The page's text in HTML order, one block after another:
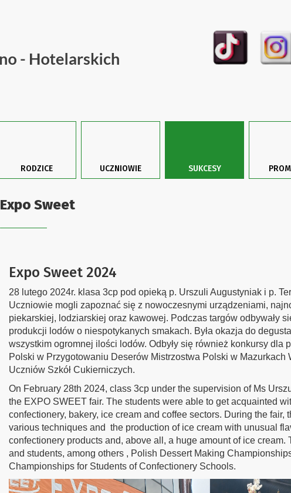
RODZICE UCZNIOWIE SUKCESY
Expo Sweet
Expo Sweet 2024
28 lutego 2024r. klasa 3cp pod opieką p. Urszuli Augustyniak i p.
Uczniowie mogli zapoznać się z nowoczesnymi urządzeniami,
piekarskiej, lodziarskiej oraz kawowej. Podczas targów odbywały
produkcji lodów o niespotykanych smakach. Była okazja do
wszystkim ogromnej ilości lodów. Odbyły się również konkursy dla
Polski w Przygotowaniu Deserów Mistrzostwa Polski w
Uczniów Szkół Cukierniczych.
On February 28th 2024, class 3cp under the supervision of Ms
the EXPO SWEET fair. The students were able to get acquainted
confectionery, bakery, ice cream and coffee sectors. During the
various techniques and the production of ice cream with unusual
confectionery products and, above all, a huge amount of ice
and students, among others , Polish Dessert Making
Championships for Students of Confectionery Schools.